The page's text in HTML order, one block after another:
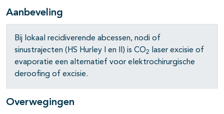
Aanbeveling
Bij lokaal recidiverende abcessen, nodi of
sinustrajecten (HS Hurley I en II) is CO2
laser excisie of
evaporatie een alternatief voor elektrochirurgische
deroofing of excisie.
Overwegingen